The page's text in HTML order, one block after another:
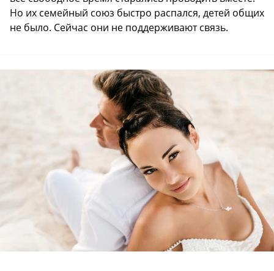
Но их семейный союз быстро распался, детей общих
не было. Сейчас они не поддерживают связь.